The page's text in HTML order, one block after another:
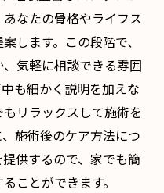
なたの骨格やライフス
します。この段階で、
気軽に相談できる雰囲
も細かく説明を加えな
リラックスして施術を
施術後のケア方法につ
供するので、家でも簡
ことができます。